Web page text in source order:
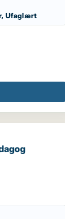
Ufaglært